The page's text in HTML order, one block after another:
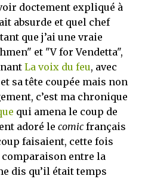
doctement expliqué à
absurde et quel chef
que j’ai une vraie
et "V for Vendetta",
La voix du feu, avec
sa tête coupée mais non
c’est ma chronique
qui amena le coup de
adoré le comic français
faisaient, cette fois
comparaison entre la
dis qu’il était temps